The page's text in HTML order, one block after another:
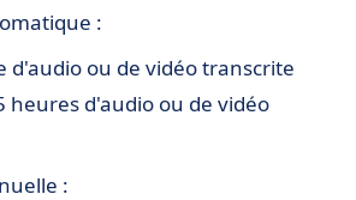
:
d'audio ou de vidéo transcrite
heures d'audio ou de vidéo
: